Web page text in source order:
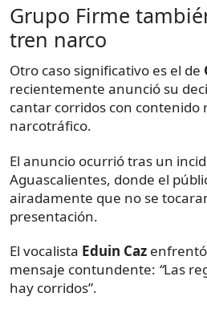
Grupo Firme
tren narco
Otro caso significativo es el de
recientemente anunció su
cantar corridos con contenido
narcotráfico.
El anuncio ocurrió tras un
Aguascalientes, donde el
airadamente que no se
presentación.
El vocalista Eduin Caz
mensaje contundente: “Las
hay corridos”.